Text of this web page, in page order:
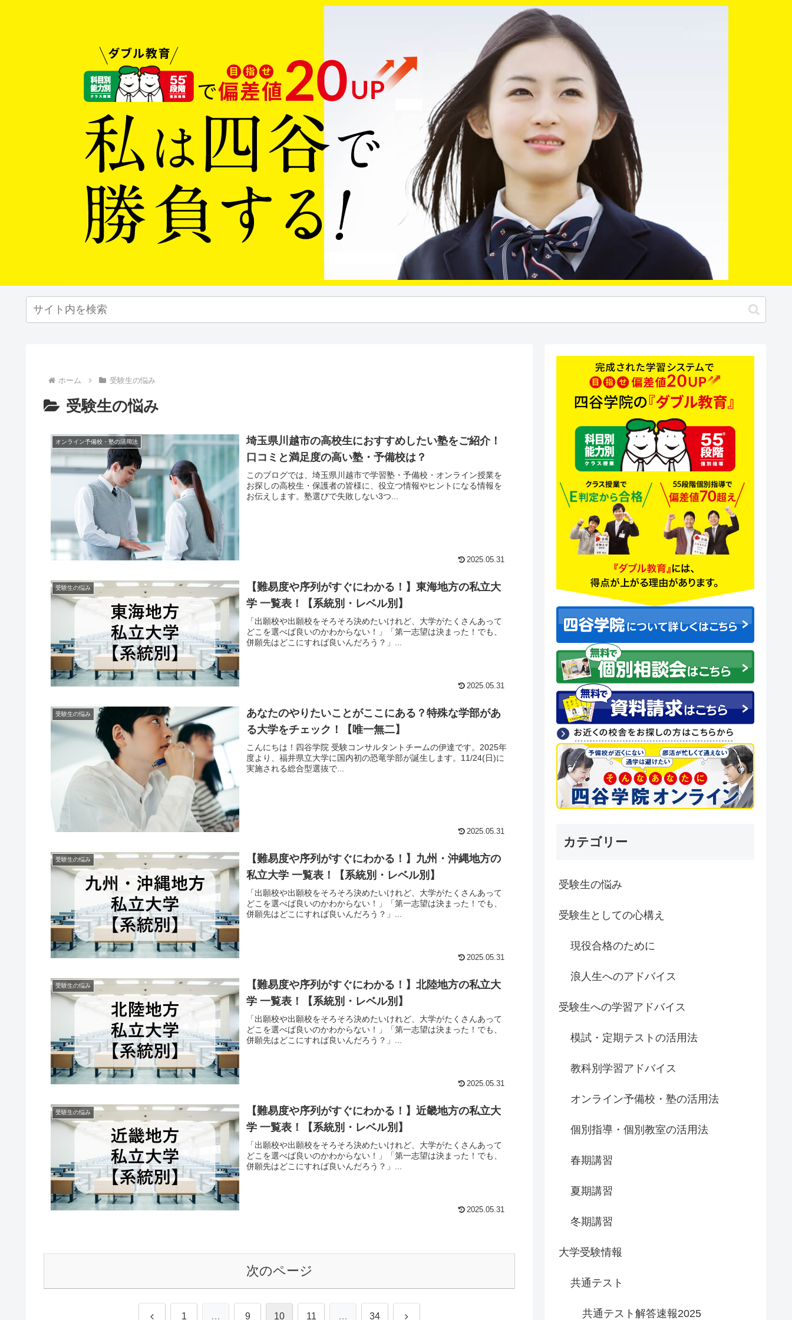
ホーム 受験生の悩み
受験生の悩み
オンライン予備校・塾の活用法
埼玉県川越市の高校生におすすめしたい塾をご紹介！
口コミと満足度の高い塾・予備校は？
このブログでは、埼玉県川越市で学習塾・予備校・オンライン授業を
お探しの高校生・保護者の皆様に、役立つ情報やヒントになる情報を
お伝えします。塾選びで失敗しない3つ...
2025.05.31
受験生の悩み
【難易度や序列がすぐにわかる！】東海地方の私立大
学 一覧表！【系統別・レベル別】
「出願校や出願校をそろそろ決めたいけれど、大学がたくさんあって
どこを選べば良いのかわからない！」「第一志望は決まった！でも、
併願先はどこにすれば良いんだろう？」...
2025.05.31
受験生の悩み
あなたのやりたいことがここにある？特殊な学部があ
る大学をチェック！【唯一無二】
こんにちは！四谷学院 受験コンサルタントチームの伊達です。2025年
度より、福井県立大学に国内初の恐竜学部が誕生します。11/24(日)に
実施される総合型選抜で...
2025.05.31
受験生の悩み
【難易度や序列がすぐにわかる！】九州・沖縄地方の
私立大学 一覧表！【系統別・レベル別】
「出願校や出願校をそろそろ決めたいけれど、大学がたくさんあって
どこを選べば良いのかわからない！」「第一志望は決まった！でも、
併願先はどこにすれば良いんだろう？」...
2025.05.31
受験生の悩み
【難易度や序列がすぐにわかる！】北陸地方の私立大
学 一覧表！【系統別・レベル別】
「出願校や出願校をそろそろ決めたいけれど、大学がたくさんあって
どこを選べば良いのかわからない！」「第一志望は決まった！でも、
併願先はどこにすれば良いんだろう？」...
2025.05.31
受験生の悩み
【難易度や序列がすぐにわかる！】近畿地方の私立大
学 一覧表！【系統別・レベル別】
「出願校や出願校をそろそろ決めたいけれど、大学がたくさんあって
どこを選べば良いのかわからない！」「第一志望は決まった！でも、
併願先はどこにすれば良いんだろう？」...
2025.05.31
次のページ
前 1 … 9 10 11 … 34 次
カテゴリー
受験生の悩み
受験生としての心構え
現役合格のために
浪人生へのアドバイス
受験生への学習アドバイス
模試・定期テストの活用法
教科別学習アドバイス
オンライン予備校・塾の活用法
個別指導・個別教室の活用法
春期講習
夏期講習
冬期講習
大学受験情報
共通テスト
共通テスト解答速報2025